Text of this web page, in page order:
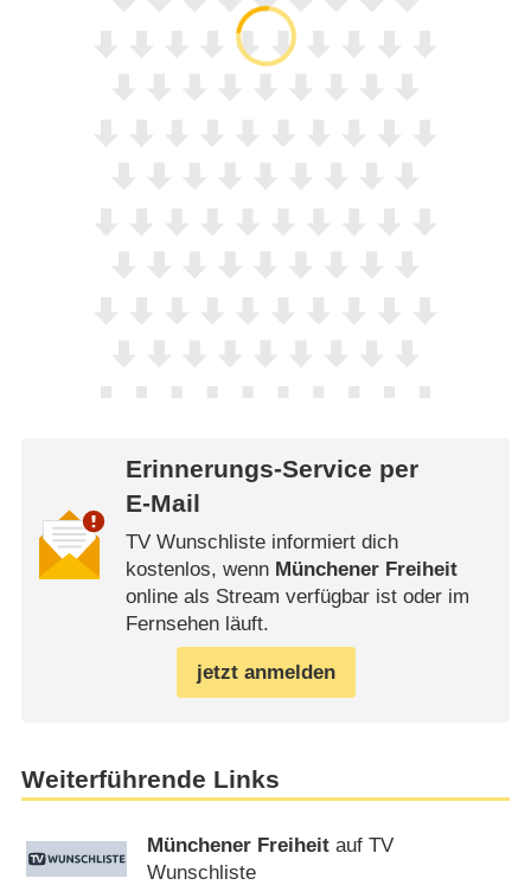
Erinnerungs-Service per
E-Mail
TV Wunschliste informiert dich
kostenlos, wenn Münchener Freiheit
online als Stream verfügbar ist oder im
Fernsehen läuft.
jetzt anmelden
Weiterführende Links
Münchener Freiheit auf TV
Wunschliste